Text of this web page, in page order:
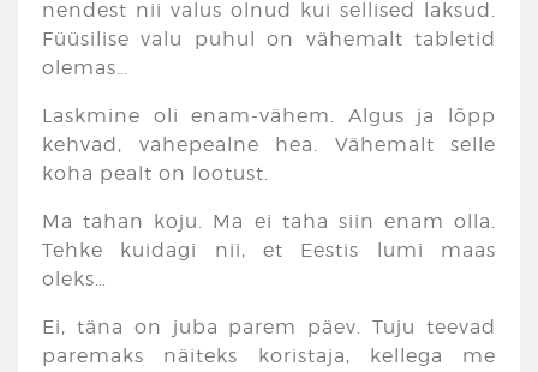
nendest nii valus olnud kui sellised laksud.
Füüsilise valu puhul on vähemalt tabletid
olemas…
Laskmine oli enam-vähem. Algus ja lõpp
kehvad, vahepealne hea. Vähemalt selle
koha pealt on lootust.
Ma tahan koju. Ma ei taha siin enam olla.
Tehke kuidagi nii, et Eestis lumi maas
oleks…
Ei, täna on juba parem päev. Tuju teevad
paremaks näiteks koristaja, kellega me